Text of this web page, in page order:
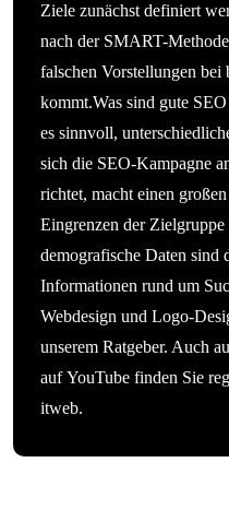
Ziele zunächst definiert
nach der SMART-
falschen Vorstellungen bei
kommt.Was sind gute
es sinnvoll,
sich die SEO-Kampagne
richtet, macht einen
Eingrenzen der
demografische Daten sind
Informationen rund um
Webdesign und Logo-
unserem Ratgeber. Auch
auf YouTube finden Sie
itweb.